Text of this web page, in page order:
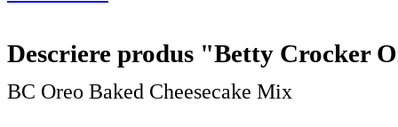
Descriere produs "Betty Crocker
BC Oreo Baked Cheesecake Mix